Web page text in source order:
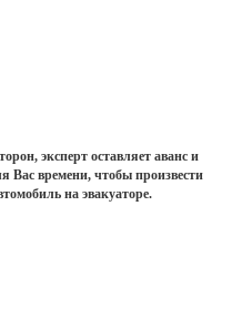
эксперт оставляет аванс и
Вас времени, чтобы произвести
на эвакуаторе.